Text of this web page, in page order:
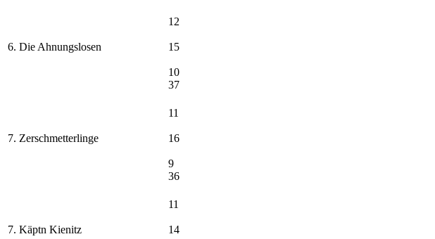
6. Die Ahnungslosen
12
15
10
37
7. Zerschmetterlinge
11
16
9
36
7. Käptn Kienitz
11
14